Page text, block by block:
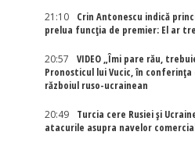
21:10
Crin Antonescu indică
prelua funcția de premier: El ar
20:57
VIDEO „Îmi pare rău,
Pronosticul lui Vucic, în conferința
războiul ruso-ucrainean
20:49
Turcia cere Rusiei și
atacurile asupra navelor